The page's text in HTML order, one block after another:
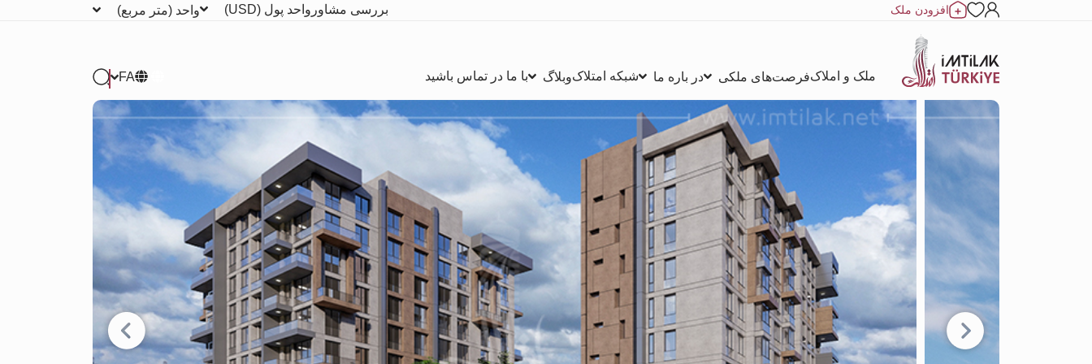
افزودن ملک بررسی مشاور واحد پول (USD) واحد (متر مربع)
ملک و املاکفرصت‌های ملکی در باره ما شبکه امتلاکوبلاگ با ما در تماس باشید FA